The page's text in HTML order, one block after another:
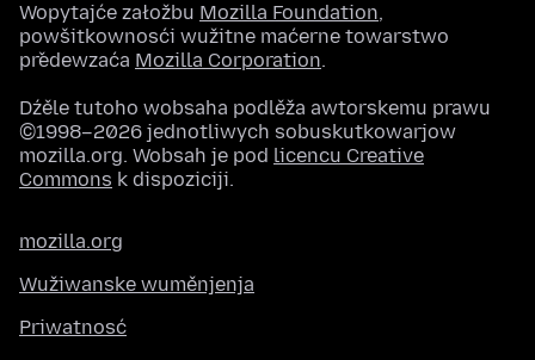
Wopytajće załožbu Mozilla Foundation,
powšitkownosći wužitne maćerne towarstwo
předewzaća Mozilla Corporation.
Dźěle tutoho wobsaha podlěža awtorskemu prawu
©1998–2026 jednotliwych sobuskutkowarjow
mozilla.org. Wobsah je pod licencu Creative
Commons k dispoziciji.
mozilla.org
Wužiwanske wuměnjenja
Priwatnosć